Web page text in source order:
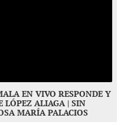
EN VIVO RESPONDE Y
LÓPEZ ALIAGA | SIN
MARÍA PALACIOS